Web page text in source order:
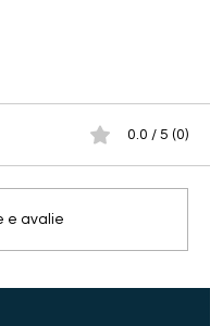
0.0 / 5 (0)
e avalie